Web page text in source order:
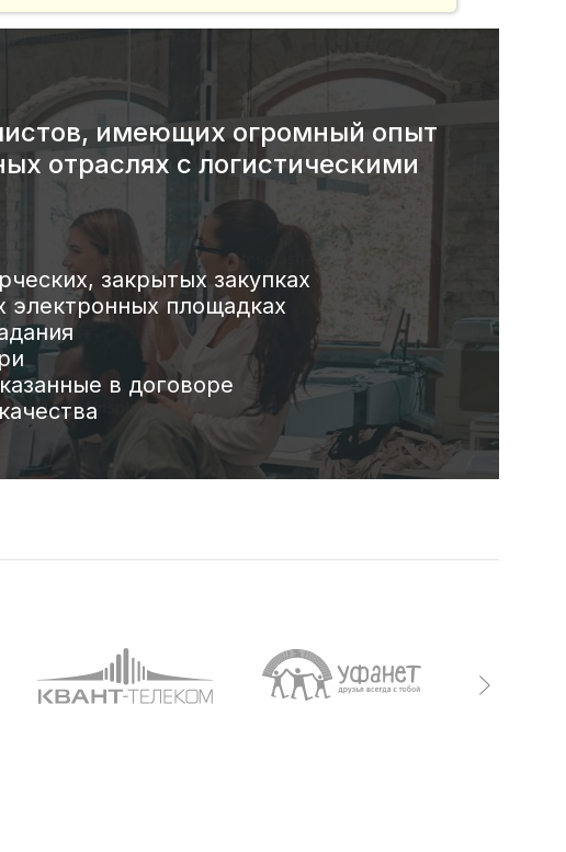
имеющих огромный опыт
отраслях с логистическими
закрытых закупках
электронных площадках
в договоре